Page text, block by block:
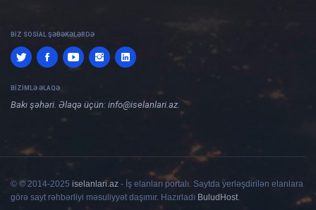
BIZ SOSIAL ŞƏBƏKƏLƏRDƏ
BIZIMLƏ ƏLAQƏ
Bakı şəhəri. Əlaqə üçün: info@iselanlari.az.
© © 2014-2025 iselanlari.az - İş elanları portalı. Saytda yerləşdirilən elanlara
görə sayt rəhbərliyi məsuliyyət daşımır. Hazırladı BuludHost.